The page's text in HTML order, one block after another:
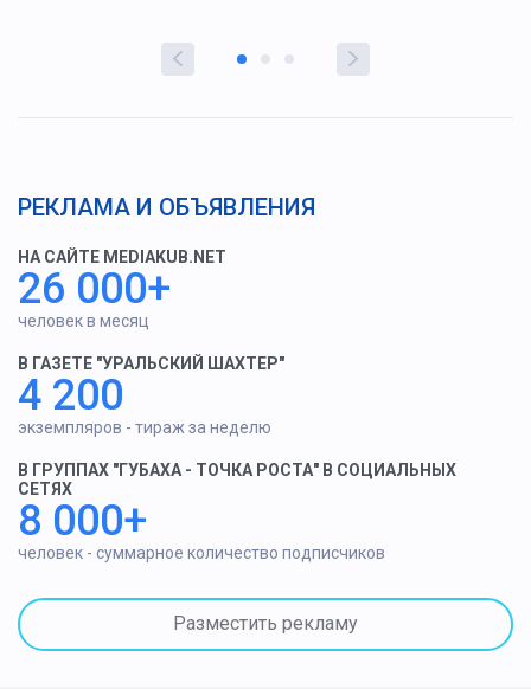
РЕКЛАМА И ОБЪЯВЛЕНИЯ
НА САЙТЕ MEDIAKUB.NET
26 000+
человек в месяц
В ГАЗЕТЕ "УРАЛЬСКИЙ ШАХТЕР"
4 200
экземпляров - тираж за неделю
В ГРУППАХ "ГУБАХА - ТОЧКА РОСТА" В СОЦИАЛЬНЫХ
СЕТЯХ
8 000+
человек - суммарное количество подписчиков
Разместить рекламу